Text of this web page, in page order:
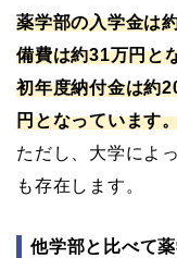
薬学部の入学金は
備費は約31万円と
初年度納付金は約
円となっています
ただし、大学によ
も存在します。
他学部と比べて